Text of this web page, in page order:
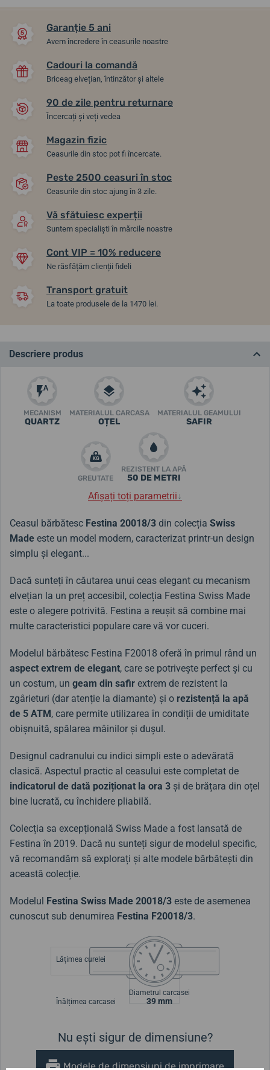
Festina Swiss Made Silver
20068/1
993,72 lei
Festina Swiss Made Blue
Garanție 5 ani
Avem încredere în ceasurile noastre
Cadouri la comandă
Briceag elvețian, întinzător și altele
90 de zile pentru returnare
Încercați și veți vedea
Magazin fizic
Ceasurile din stoc pot fi încercate.
Peste 2500 ceasuri în stoc
Ceasurile din stoc ajung în 3 zile.
Vă sfătuiesc experții
Suntem specialiști în mărcile noastre
Cont VIP = 10% reducere
Ne răsfățăm clienții fideli
Transport gratuit
La toate produsele de la 1470 lei.
Descriere produs
MECANISM
QUARTZ
MATERIALUL CARCASA
OȚEL
MATERIALUL GEAMULUI
SAFIR
GREUTATE
REZISTENT LA APĂ
50 DE METRI
Afișați toți parametrii↓
Ceasul bărbătesc Festina 20018/3 din colecția Swiss
Made este un model modern, caracterizat printr-un design
simplu și elegant...
Dacă sunteți în căutarea unui ceas elegant cu mecanism
elvețian la un preț accesibil, colecția Festina Swiss Made
este o alegere potrivită. Festina a reușit să combine mai
multe caracteristici populare care vă vor cuceri.
Modelul bărbătesc Festina F20018 oferă în primul rând un
aspect extrem de elegant, care se potrivește perfect și cu
un costum, un geam din safir extrem de rezistent la
zgârieturi (dar atenție la diamante) și o rezistență la apă
de 5 ATM, care permite utilizarea în condiții de umiditate
obișnuită, spălarea mâinilor și dușul.
Designul cadranului cu indici simpli este o adevărată
clasică. Aspectul practic al ceasului este completat de
indicatorul de dată poziționat la ora 3 și de brățara din oțel
bine lucrată, cu închidere pliabilă.
Colecția sa excepțională Swiss Made a fost lansată de
Festina în 2019. Dacă nu sunteți sigur de modelul specific,
vă recomandăm să explorați și alte modele bărbătești din
această colecție.
Modelul Festina Swiss Made 20018/3 este de asemenea
cunoscut sub denumirea Festina F20018/3.
Lățimea curelei
Înălțimea carcasei
Diametrul carcasei
39 mm
Nu ești sigur de dimensiune?
Modele de dimensiuni de imprimare